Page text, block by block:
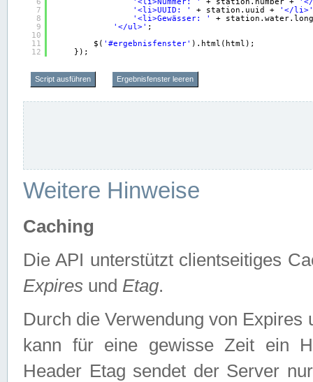
7
8
9
10
11
12
'<li>UUID: '
+ station.uuid +
'</li>'
'<li>Gewässer: '
+
'</ul>' ;
$( '#ergebnisfenster' ).html(html);
});
Script ausführen Ergebnisfenster leeren
Weitere Hinweise
Caching
Die API unterstützt clientseitiges
Expires und Etag.
Durch die Verwendung von
kann für eine gewisse Zeit ein
Header Etag sendet der Server